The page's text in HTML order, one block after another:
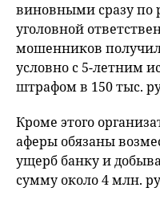
виновными сразу по
уголовной
мошенников
условно с 5-летним
штрафом в 150 тыс.
Кроме этого
аферы обязаны
ущерб банку и
сумму около 4 млн.